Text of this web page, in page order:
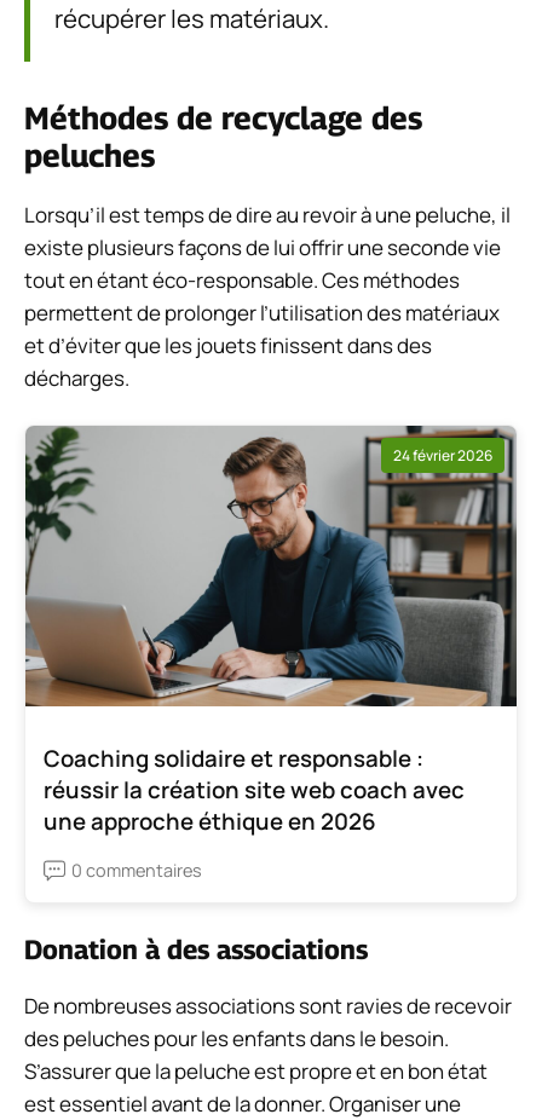
récupérer les matériaux.
Méthodes de recyclage des
peluches
Lorsqu’il est temps de dire au revoir à une peluche, il
existe plusieurs façons de lui offrir une seconde vie
tout en étant éco-responsable. Ces méthodes
permettent de prolonger l’utilisation des matériaux
et d’éviter que les jouets finissent dans des
décharges.
24 février 2026
Coaching solidaire et responsable :
réussir la création site web coach avec
une approche éthique en 2026
0 commentaires
Donation à des associations
De nombreuses associations sont ravies de recevoir
des peluches pour les enfants dans le besoin.
S’assurer que la peluche est propre et en bon état
est essentiel avant de la donner. Organiser une